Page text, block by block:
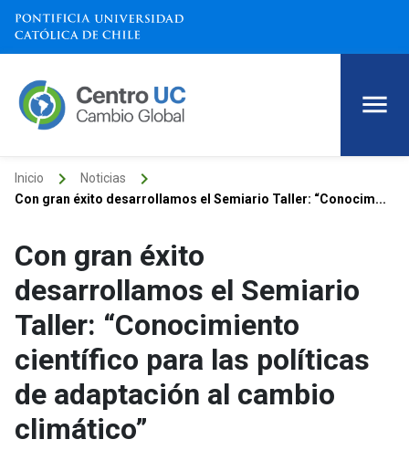
Inicio keyboard_arrow_right Noticias keyboard_arrow_right
Con gran éxito desarrollamos el Semiario Taller: “Conocim...
Con gran éxito
desarrollamos el Semiario
Taller: “Conocimiento
científico para las políticas
de adaptación al cambio
climático”